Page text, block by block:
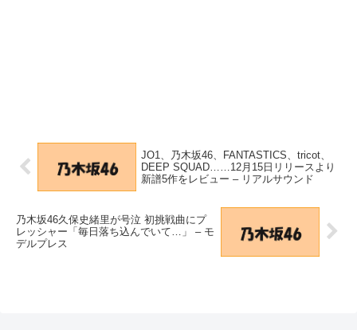
JO1、乃木坂46、FANTASTICS、tricot、
DEEP SQUAD……12月15日リリースより
新譜5作をレビュー – リアルサウンド
乃木坂46久保史緒里が号泣 初挑戦曲にプ
レッシャー「毎日落ち込んでいて…」 – モ
デルプレス